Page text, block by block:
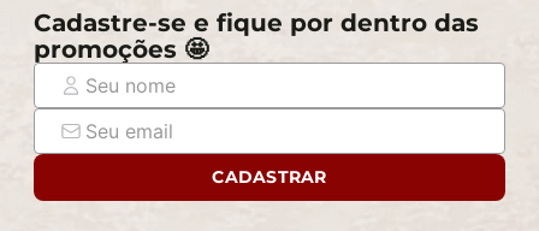
Cadastre-se e fique por dentro das
promoções 🤩
CADASTRAR